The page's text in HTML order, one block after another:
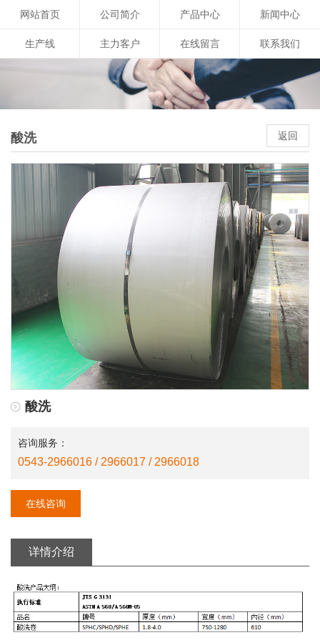
网站首页 公司简介 产品中心 新闻中心
生产线 主力客户 在线留言 联系我们
酸洗 返回
酸洗
咨询服务：
0543-2966016 / 2966017 / 2966018
在线咨询
详情介绍